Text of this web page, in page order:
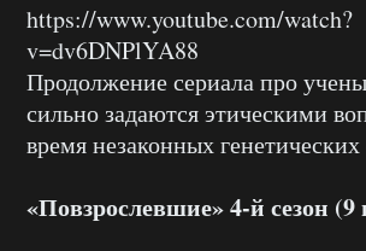
https://www.youtube.com/watch?
v=dv6DNPlYA88
Продолжение сериала про
сильно задаются этическими
время незаконных
«Повзрослевшие» 4-й сезон